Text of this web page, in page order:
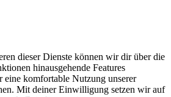
dieser Dienste können wir dir über die
hinausgehende Features
eine komfortable Nutzung unserer
Mit deiner Einwilligung setzen wir auf